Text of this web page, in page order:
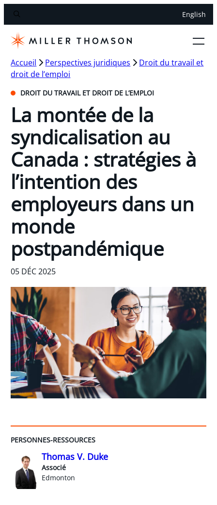
English
Accueil Perspectives juridiques
Droit du travail et
droit de l’emploi
DROIT DU TRAVAIL ET DROIT DE L’EMPLOI
La montée de la
syndicalisation au
Canada : stratégies à
l’intention des
employeurs dans un
monde
postpandémique
05 DÉC 2025
PERSONNES-RESSOURCES
Thomas V. Duke
Associé
Edmonton